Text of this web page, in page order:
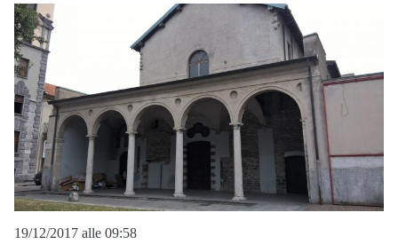
19/12/2017 alle 09:58